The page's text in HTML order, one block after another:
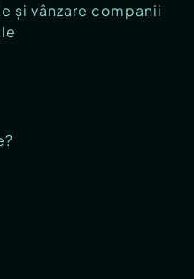
și vânzare companii